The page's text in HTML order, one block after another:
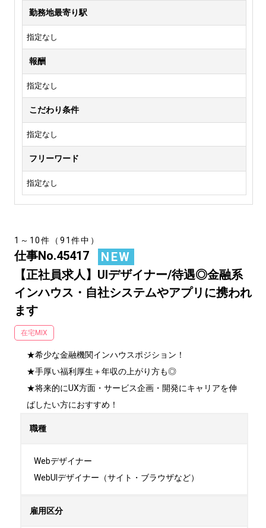
勤務地最寄り駅
指定なし
報酬
指定なし
こだわり条件
指定なし
フリーワード
指定なし
1～10件（91件中）
仕事No.45417
NEW
【正社員求人】UIデザイナー/待遇◎金融系
インハウス・自社システムやアプリに携われ
ます
在宅MIX
★希少な金融機関インハウスポジション！
★手厚い福利厚生＋年収の上がり方も◎
★将来的にUX方面・サービス企画・開発にキャリアを伸
ばしたい方におすすめ！
職種
Webデザイナー
WebUIデザイナー（サイト・ブラウザなど）
雇用区分